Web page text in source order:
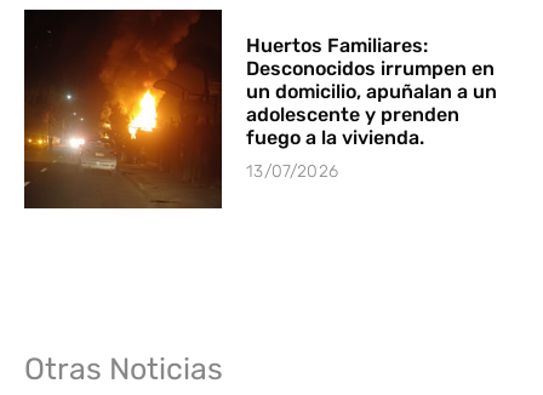
Huertos Familiares:
Desconocidos irrumpen en
un domicilio, apuñalan a un
adolescente y prenden
fuego a la vivienda.
13/07/2026
Otras Noticias